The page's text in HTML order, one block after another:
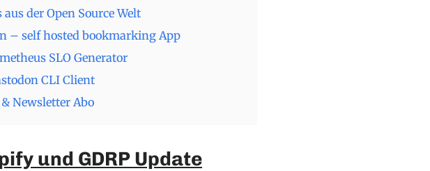
der Open Source Welt
– self hosted bookmarking App
SLO Generator
CLI Client
Newsletter Abo
und GDRP Update